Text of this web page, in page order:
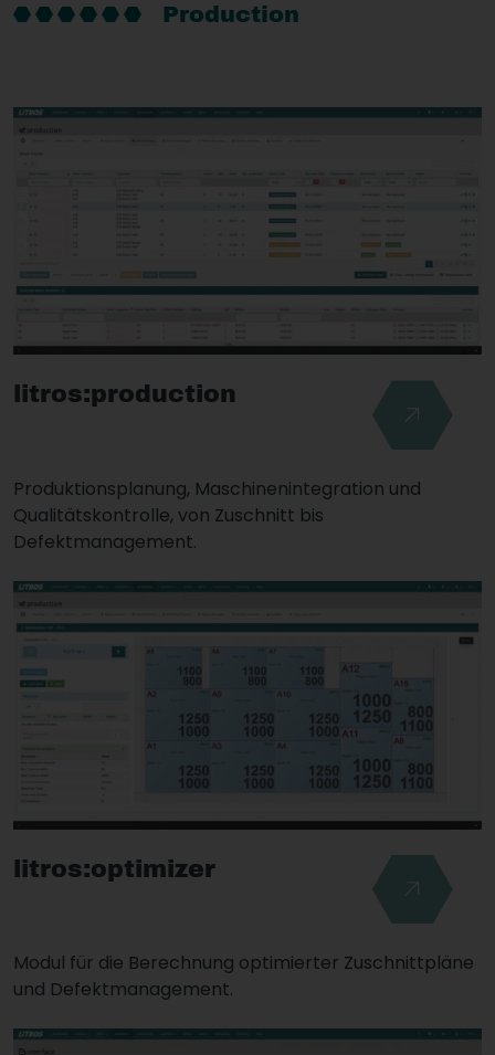
Production
litros:production
Produktionsplanung, Maschinenintegration und
Qualitätskontrolle, von Zuschnitt bis
Defektmanagement.
litros:optimizer
Modul für die Berechnung optimierter Zuschnittpläne
und Defektmanagement.